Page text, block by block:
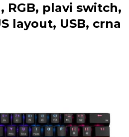
RGB, plavi switch,
layout, USB, crna